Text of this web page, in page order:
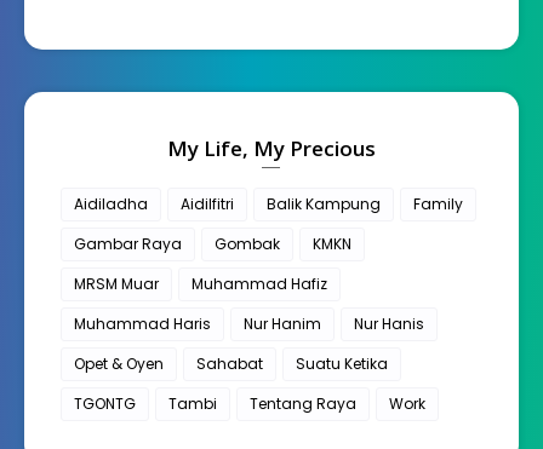
My Life, My Precious
Aidiladha Aidilfitri Balik Kampung
Family
Gambar Raya
Gombak
KMKN
MRSM Muar
Muhammad Hafiz
Muhammad Haris
Nur Hanim
Nur Hanis
Opet & Oyen
Sahabat
Suatu Ketika
TGONTG
Tambi Tentang Raya Work